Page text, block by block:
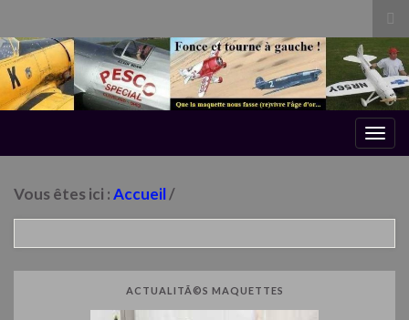
Vous êtes ici :Accueil/
ACTUALITÃ©S MAQUETTES